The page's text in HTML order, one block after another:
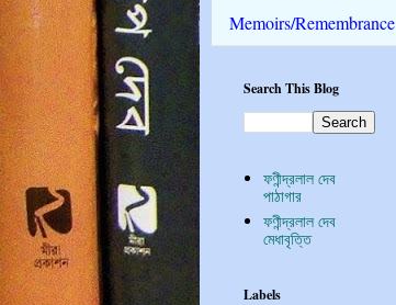
Memoirs/Remembrance
Search This Blog
ফণীন্দ্রলাল দেব
পাঠাগার
ফণীন্দ্রলাল দেব
মেধাবৃত্তি
Labels